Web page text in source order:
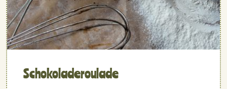
Schokolade­roulade